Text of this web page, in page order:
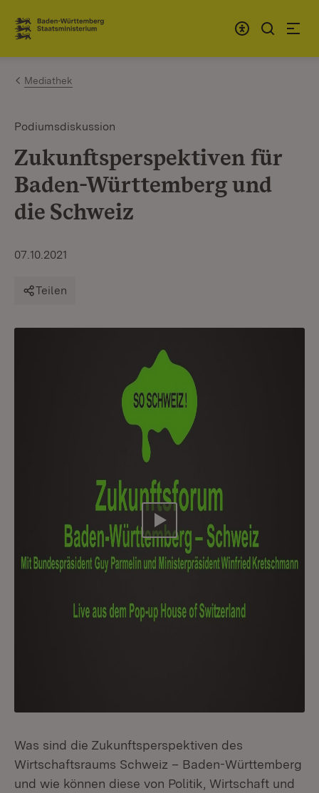
Zum Inhalt springen
Link zur Startseite
Mediathek
Podiumsdiskussion
Zukunftsperspektiven für
Baden-Württemberg und
die Schweiz
07.10.2021
Teilen
Video abspielen
Was sind die Zukunftsperspektiven des
Wirtschaftsraums Schweiz – Baden-Württemberg
und wie können diese von Politik, Wirtschaft und